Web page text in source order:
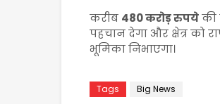
करीब 480 करोड़ रुपयेकी
पहचान देगा और क्षेत्र को
भूमिका निभाएगा।
Tags Big News